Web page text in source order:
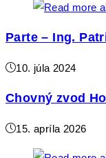
Parte – Ing.
10. júla 2024
Chovný zvod
15. apríla 2026